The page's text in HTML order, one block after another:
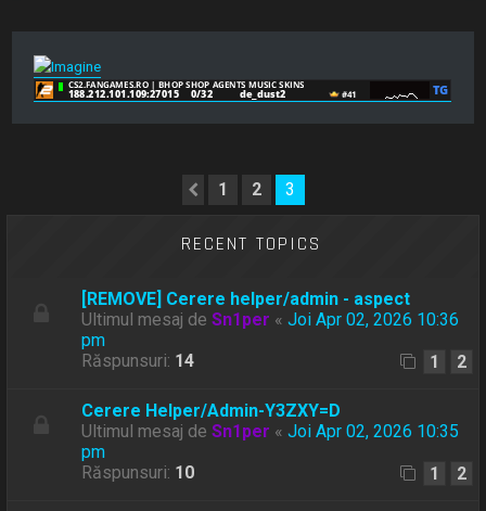
Anterior
1 2 3
RECENT TOPICS
[REMOVE] Cerere helper/admin - aspect
Ultimul mesaj deSn1per «Joi Apr 02, 2026 10:36
pm
Răspunsuri: 14 1 2
Cerere Helper/Admin-Y3ZXY=D
Ultimul mesaj deSn1per «Joi Apr 02, 2026 10:35
pm
Răspunsuri: 10 1 2